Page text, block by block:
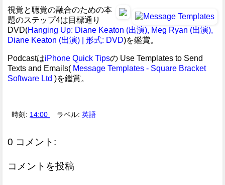
視覚と聴覚の融合のための本
題のステップ4は目標通り
DVD(Hanging Up: Diane Keaton (出演), Meg Ryan (出演),
Diane Keaton (出演) | 形式: DVD)を鑑賞。
PodcastはiPhone Quick Tipsの Use Templates to Send
Texts and Emails( Message Templates - Square Bracket
Software Ltd )を鑑賞。
時刻: 14:00 ラベル:英語
0 コメント:
コメントを投稿